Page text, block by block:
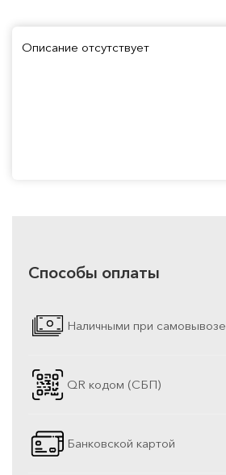
Описание отсутствует
Способы оплаты
Наличными при самовывозе
QR кодом (СБП)
Банковской картой